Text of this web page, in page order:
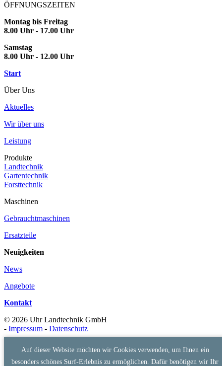
ÖFFNUNGSZEITEN
Montag bis Freitag
8.00 Uhr - 17.00 Uhr
Samstag
8.00 Uhr - 12.00 Uhr
Start
Über Uns
Aktuelles
Wir über uns
Leistung
Produkte
Landtechnik
Gartentechnik
Forsttechnik
Maschinen
Gebrauchtmaschinen
Ersatzteile
Neuigkeiten
News
Angebote
Kontakt
© 2026 Uhr Landtechnik GmbH
- Impressum - Datenschutz
Auf dieser Website möchten wir Cookies verwenden, um Ihnen ein
besonders schönes Surf-Erlebnis zu ermöglichen. Dafür benötigen wir Ihr